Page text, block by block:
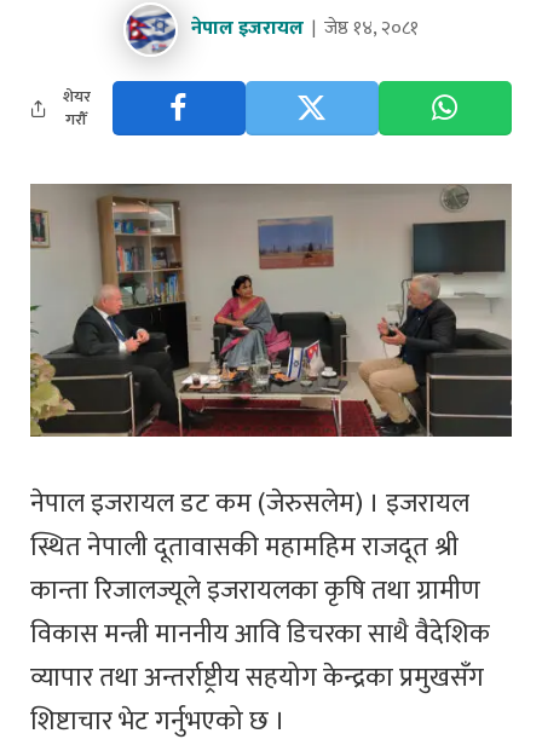
नेपाल इजरायल जेष्ठ १४, २०८१
शेयर
गरौँ
नेपाल इजरायल डट कम (जेरुसलेम) । इजरायल
स्थित नेपाली दूतावासकी महामहिम राजदूत श्री
कान्ता रिजालज्यूले इजरायलका कृषि तथा ग्रामीण
विकास मन्त्री माननीय आवि डिचरका साथै वैदेशिक
व्यापार तथा अन्तर्राष्ट्रीय सहयोग केन्द्रका प्रमुखसँग
शिष्टाचार भेट गर्नुभएको छ ।